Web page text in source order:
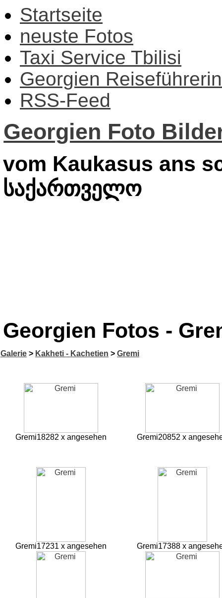
Startseite
neuste Fotos
Taxi Service Tbilisi
Georgien Reiseführerin
RSS-Feed
Georgien Foto
vom Kaukasus ans
საქართველო
Georgien Fotos -
Galerie > Kakheti - Kachetien > Gremi
Gremi18282 x angesehen Gremi20852 x
Gremi17231 x angesehen Gremi17388 x